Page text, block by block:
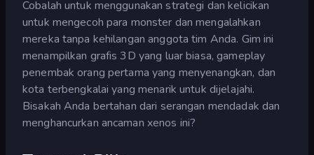
Cobalah untuk menggunakan strategi dan kelicikan
untuk mengecoh para monster dan mengalahkan
mereka tanpa kehilangan anggota tim Anda. Gim ini
menampilkan grafis 3D yang luar biasa, gameplay
penembak orang pertama yang menyenangkan, dan
kota terbengkalai yang menarik untuk dijelajahi.
Bisakah Anda bertahan dari serangan mendadak dan
menghancurkan ancaman xenos ini?